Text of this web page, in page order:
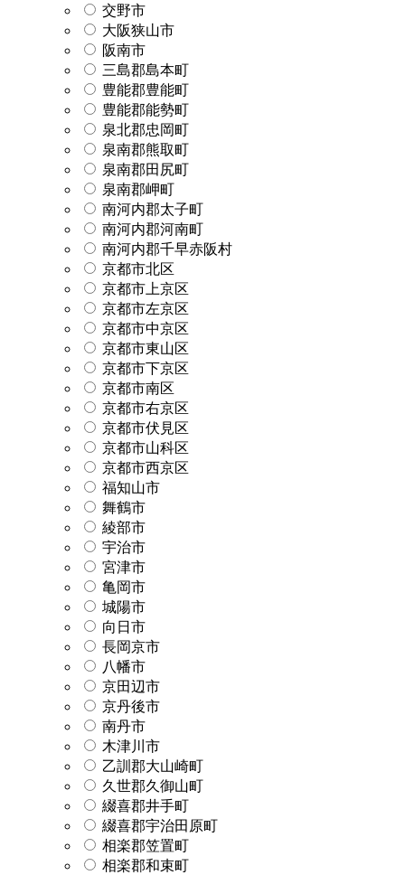
交野市
大阪狭山市
阪南市
三島郡島本町
豊能郡豊能町
豊能郡能勢町
泉北郡忠岡町
泉南郡熊取町
泉南郡田尻町
泉南郡岬町
南河内郡太子町
南河内郡河南町
南河内郡千早赤阪村
京都市北区
京都市上京区
京都市左京区
京都市中京区
京都市東山区
京都市下京区
京都市南区
京都市右京区
京都市伏見区
京都市山科区
京都市西京区
福知山市
舞鶴市
綾部市
宇治市
宮津市
亀岡市
城陽市
向日市
長岡京市
八幡市
京田辺市
京丹後市
南丹市
木津川市
乙訓郡大山崎町
久世郡久御山町
綴喜郡井手町
綴喜郡宇治田原町
相楽郡笠置町
相楽郡和束町